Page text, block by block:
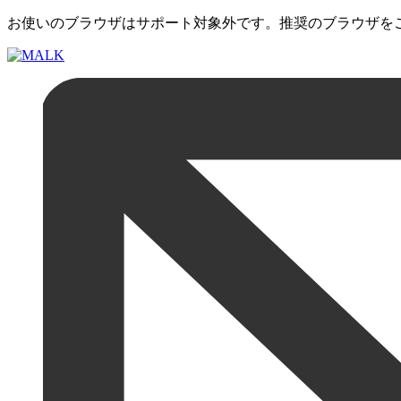
お使いのブラウザはサポート対象外です。推奨のブラウザを